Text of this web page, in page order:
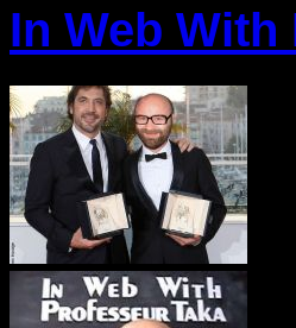
In Web